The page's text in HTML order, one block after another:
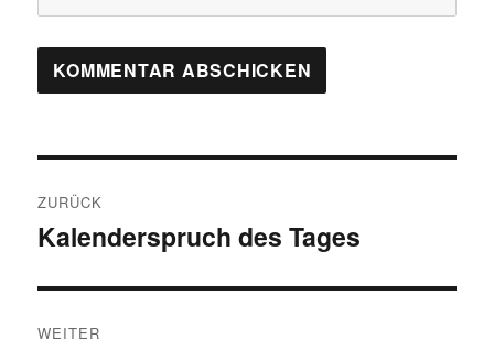
ZURÜCK
Vorheriger
Kalenderspruch des Tages
WEITER